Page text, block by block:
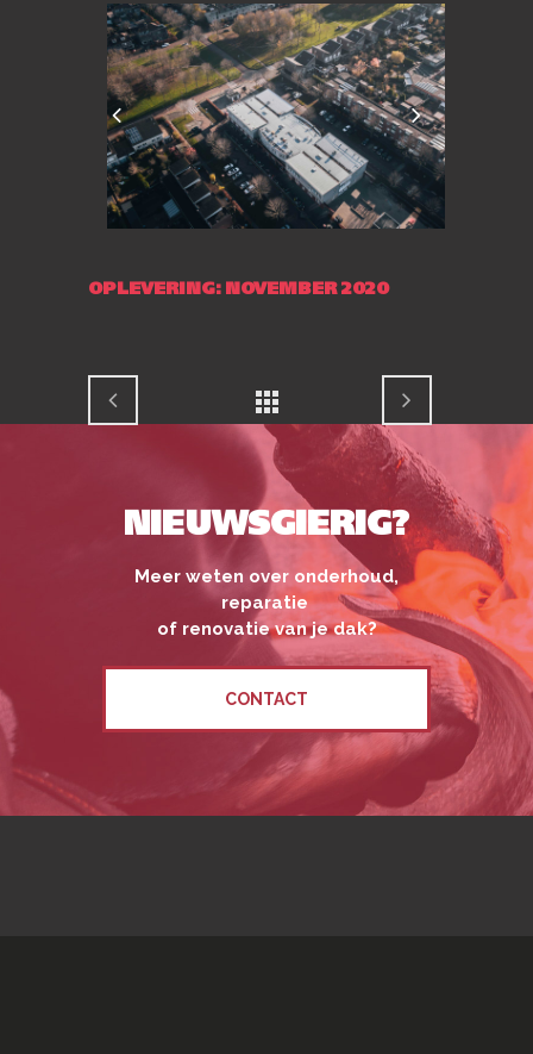
OPLEVERING: NOVEMBER 2020
NIEUWSGIERIG?
Meer weten over onderhoud,
reparatie
of renovatie van je dak?
CONTACT